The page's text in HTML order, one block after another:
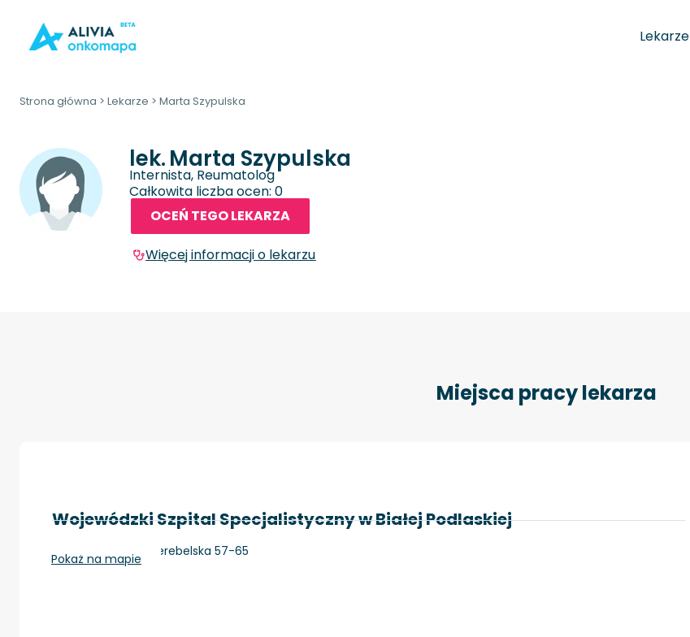
Lekarze
Strona główna > Lekarze > Marta Szypulska
lek.Marta Szypulska
Internista, Reumatolog
Całkowita liczba ocen: 0
OCEŃ TEGO LEKARZA
Więcej informacji o lekarzu
Miejsca pracy lekarza
Wojewódzki Szpital Specjalistyczny w Białej Podlaskiej
Biała Podlaska, Terebelska 57-65
Pokaż na mapie